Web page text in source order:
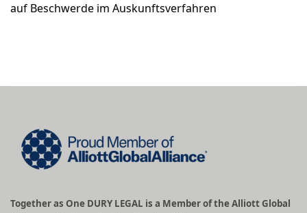
auf Beschwerde im Auskunftsverfahren
Together as One DURY LEGAL is a Member of the Alliott Global